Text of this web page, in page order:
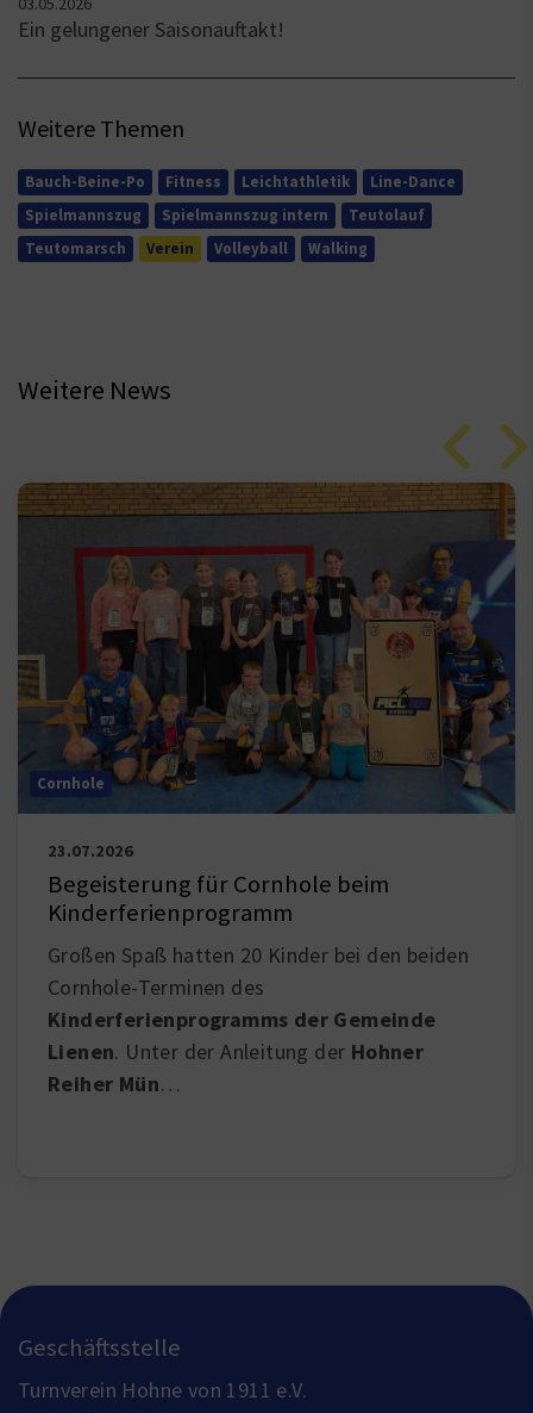
Ein gelungener Saisonauftakt!
Weitere Themen
Bauch-Beine-Po Fitness Leichtathletik
Line-Dance
Spielmannszug
Spielmannszug intern
Teutolauf
Teutomarsch
Verein Volleyball Walking
Weitere News
Cornhole
23.07.2026
Begeisterung für Cornhole beim
Kinderferienprogramm
Großen Spaß hatten 20 Kinder bei den beiden
Cornhole-Terminen des
Kinderferienprogramms der Gemeinde
Lienen. Unter der Anleitung der Hohner
Reiher Mün…
Geschäftsstelle
Turnverein Hohne von 1911 e.V.